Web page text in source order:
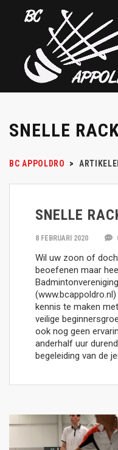
SNELLE
BC APPOLDRO >
SNELLE
8 FEBRUARI 2020
Wil uw zoon of
beoefenen maar
kennis te maken
veilige
ook nog geen
anderhalf uur
begeleiding van de